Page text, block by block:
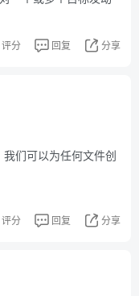
评分 回复 分享
们可以为任何文件创
评分 回复 分享